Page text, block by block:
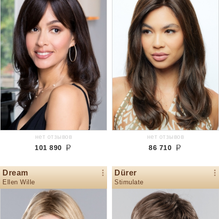
нет отзывов
101 890
нет отзывов
86 710
Dream
Ellen Wille
Dürer
Stimulate